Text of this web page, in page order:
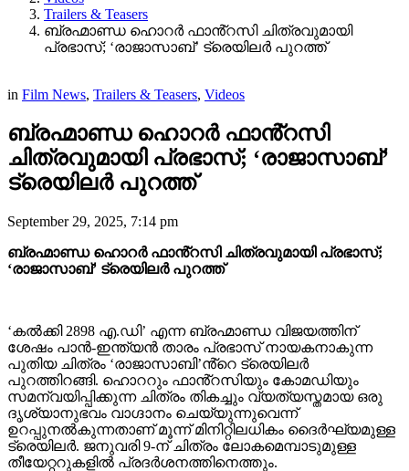
Trailers & Teasers
ബ്രഹ്മാണ്ഡ ഹൊറർ ഫാൻ്റസി ചിത്രവുമായി
പ്രഭാസ്; ‘രാജാസാബ്’ ട്രെയിലർ പുറത്ത്
in Film News, Trailers & Teasers, Videos
ബ്രഹ്മാണ്ഡ ഹൊറർ ഫാൻ്റസി
ചിത്രവുമായി പ്രഭാസ്; ‘രാജാസാബ്’
ട്രെയിലർ പുറത്ത്
September 29, 2025, 7:14 pm
ബ്രഹ്മാണ്ഡ ഹൊറർ ഫാൻ്റസി ചിത്രവുമായി പ്രഭാസ്;
‘രാജാസാബ്’ ട്രെയിലർ പുറത്ത്
‘കൽക്കി 2898 എ.ഡി’ എന്ന ബ്രഹ്മാണ്ഡ വിജയത്തിന്
ശേഷം പാൻ-ഇന്ത്യൻ താരം പ്രഭാസ് നായകനാകുന്ന
പുതിയ ചിത്രം ‘രാജാസാബി’ൻ്റെ ട്രെയിലർ
പുറത്തിറങ്ങി. ഹൊററും ഫാൻ്റസിയും കോമഡിയും
സമന്വയിപ്പിക്കുന്ന ചിത്രം തികച്ചും വ്യത്യസ്തമായ ഒരു
ദൃശ്യാനുഭവം വാഗ്ദാനം ചെയ്യുന്നുവെന്ന്
ഉറപ്പുനൽകുന്നതാണ് മൂന്ന് മിനിറ്റിലധികം ദൈർഘ്യമുള്ള
ട്രെയിലർ. ജനുവരി 9-ന് ചിത്രം ലോകമെമ്പാടുമുള്ള
തീയേറ്ററുകളിൽ പ്രദർശനത്തിനെത്തും.